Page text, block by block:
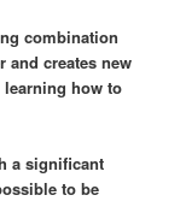
combination
and creates new
learning how to
a significant
to be